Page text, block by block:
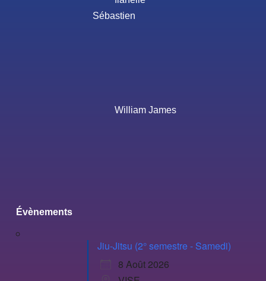
Sébastien
William James
Évènements
Jiu-Jitsu (2° semestre - Samedi)
8 Août 2026